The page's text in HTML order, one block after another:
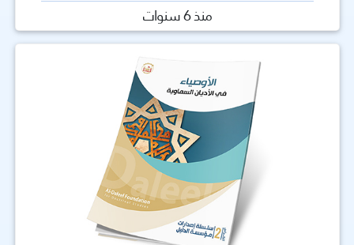
منذ 6 سنوات